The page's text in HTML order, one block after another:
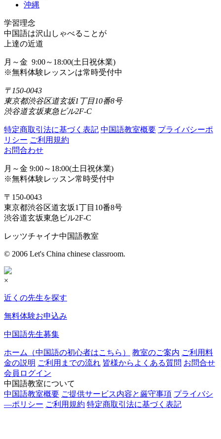
沖縄
学習理念
中国語は沢山しゃべることが
上達の近道
月～金 9:00～18:00(土日祝休業)
※無料体験レッスンは常時受付中
〒150-0043
東京都渋谷区道玄坂1丁目10番8号
渋谷道玄坂東急ビル2F-C
特定商取引法に基づく表記 中国語教室概要 プライバシーポ
リシー ご利用規約
お問合わせ
月～金 9:00～18:00(土日祝休業)
※無料体験レッスン常時受付中
〒150-0043
東京都渋谷区道玄坂1丁目10番8号
渋谷道玄坂東急ビル2F-C
レッツチャイナ中国語教室
© 2006 Let's China chinese classroom.
×
近くの先生を探す
無料体験お申込み
中国語先生募集
ホーム（中国語の初心者はこちら） 教室のご案内 ご利用料
金の説明 ご利用までの流れ 皆様からよくある質問 お問合せ
会員ログイン
中国語教室について
中国語教室概要 ご提供サービス内容と厳守事項 プライバシ
―ポリシー ご利用規約 特定商取引法に基づく表記